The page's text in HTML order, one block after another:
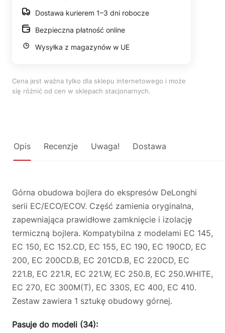
Dostawa kurierem 1–3 dni robocze
Bezpieczna płatność online
Wysyłka z magazynów w UE
Cena jest ważna tylko dla sklepu internetowego i może
się różnić od cen w sklepach stacjonarnych.
Opis Recenzje Uwaga! Dostawa
Górna obudowa bojlera do ekspresów DeLonghi
serii EC/ECO/ECOV. Część zamienia oryginalna,
zapewniająca prawidłowe zamknięcie i izolację
termiczną bojlera. Kompatybilna z modelami EC 145,
EC 150, EC 152.CD, EC 155, EC 190, EC 190CD, EC
200, EC 200CD.B, EC 201CD.B, EC 220CD, EC
221.B, EC 221.R, EC 221.W, EC 250.B, EC 250.WHITE,
EC 270, EC 300M(T), EC 330S, EC 400, EC 410.
Zestaw zawiera 1 sztukę obudowy górnej.
Pasuje do modeli (34):